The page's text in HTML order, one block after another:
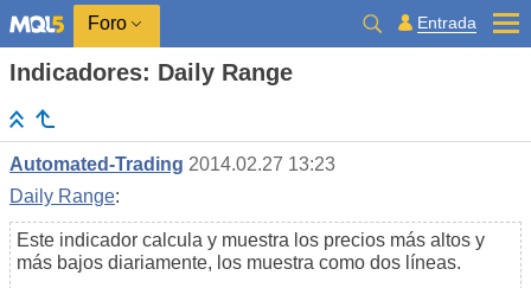
Foro Entrada
Indicadores: Daily Range
Automated-Trading 2014.02.27 13:23
Daily Range:
Este indicador calcula y muestra los precios más altos y
más bajos diariamente, los muestra como dos líneas.